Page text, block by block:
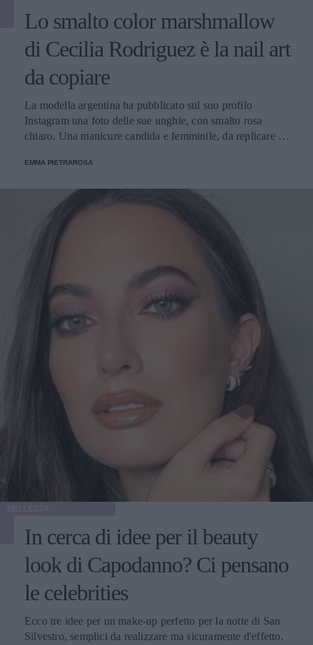
Lo smalto color marshmallow
di Cecilia Rodriguez è la nail art
da copiare
La modella argentina ha pubblicato sul suo profilo
Instagram una foto delle sue unghie, con smalto rosa
chiaro. Una manicure candida e femminile, da replicare nel
EMMA PIETRAROSA
In cerca di idee per il beauty
look di Capodanno? Ci pensano
le celebrities
Ecco tre idee per un make-up perfetto per la notte di San
Silvestro, semplici da realizzare ma sicuramente d'effetto.